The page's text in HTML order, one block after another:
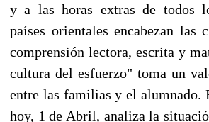
y a las horas extras de todos
países orientales encabezan las
comprensión lectora, escrita y
cultura del esfuerzo" toma un
entre las familias y el alumnado.
hoy, 1 de Abril, analiza la